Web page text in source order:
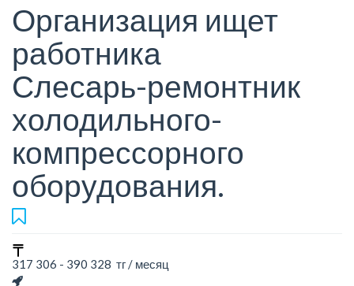
Организация ищет
работника
Слесарь-ремонтник
холодильного-
компрессорного
оборудования.
317 306 - 390 328 тг / месяц